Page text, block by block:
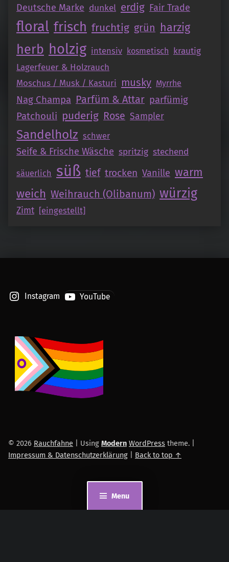
Menu
Deutsche Marke dunkel erdig Fair Trade
floral frisch fruchtig grün harzig
herb holzig intensiv kosmetisch krautig
Lagerfeuer & Holzrauch
Moschus / Musk / Kasturi musky Myrrhe
Nag Champa Parfüm & Attar parfümig
Patchouli puderig Rose Sampler
Sandelholz schwer
Seife & Frische Wäsche spritzig stechend
säuerlich süß tief trocken Vanille warm
weich Weihrauch (Olibanum) würzig
Zimt [eingestellt]
Instagram YouTube
© 2026 Rauchfahne Using Modern WordPress theme.
Impressum & Datenschutzerklärung
Back to top ↑